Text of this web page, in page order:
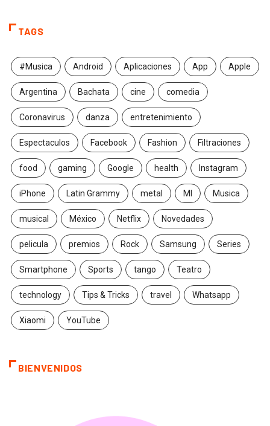
TAGS
#Musica Android Aplicaciones App Apple
Argentina Bachata cine comedia
Coronavirus danza entretenimiento
Espectaculos Facebook Fashion Filtraciones
food gaming Google health Instagram
iPhone Latin Grammy metal MI Musica
musical México Netflix Novedades
pelicula premios Rock Samsung Series
Smartphone Sports tango Teatro
technology Tips & Tricks travel Whatsapp
Xiaomi YouTube
BIENVENIDOS